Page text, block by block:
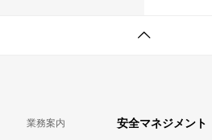
業務案内 安全マネジメント